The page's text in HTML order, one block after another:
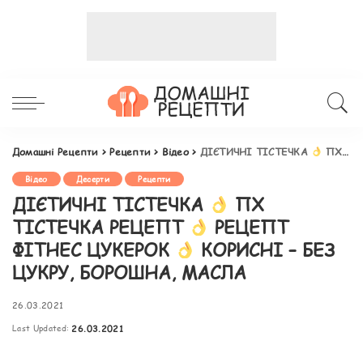
Домашні Рецепти >Рецепти > Відео> ДІЄТИЧНІ ТІСТЕЧКА ПХ ТІСТЕЧКА РЕЦЕПТ
Відео Десерти Рецепти
ДІЄТИЧНІ ТІСТЕЧКА
ПХ
ТІСТЕЧКА РЕЦЕПТ
РЕЦЕПТ
ФІТНЕС ЦУКЕРОК
КОРИСНІ – БЕЗ
ЦУКРУ, БОРОШНА, МАСЛА
26.03.2021
Last Updated: 26.03.2021